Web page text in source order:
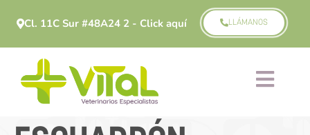
Cl. 11C Sur #48A24 2 - Click aquí LLÁMANOS